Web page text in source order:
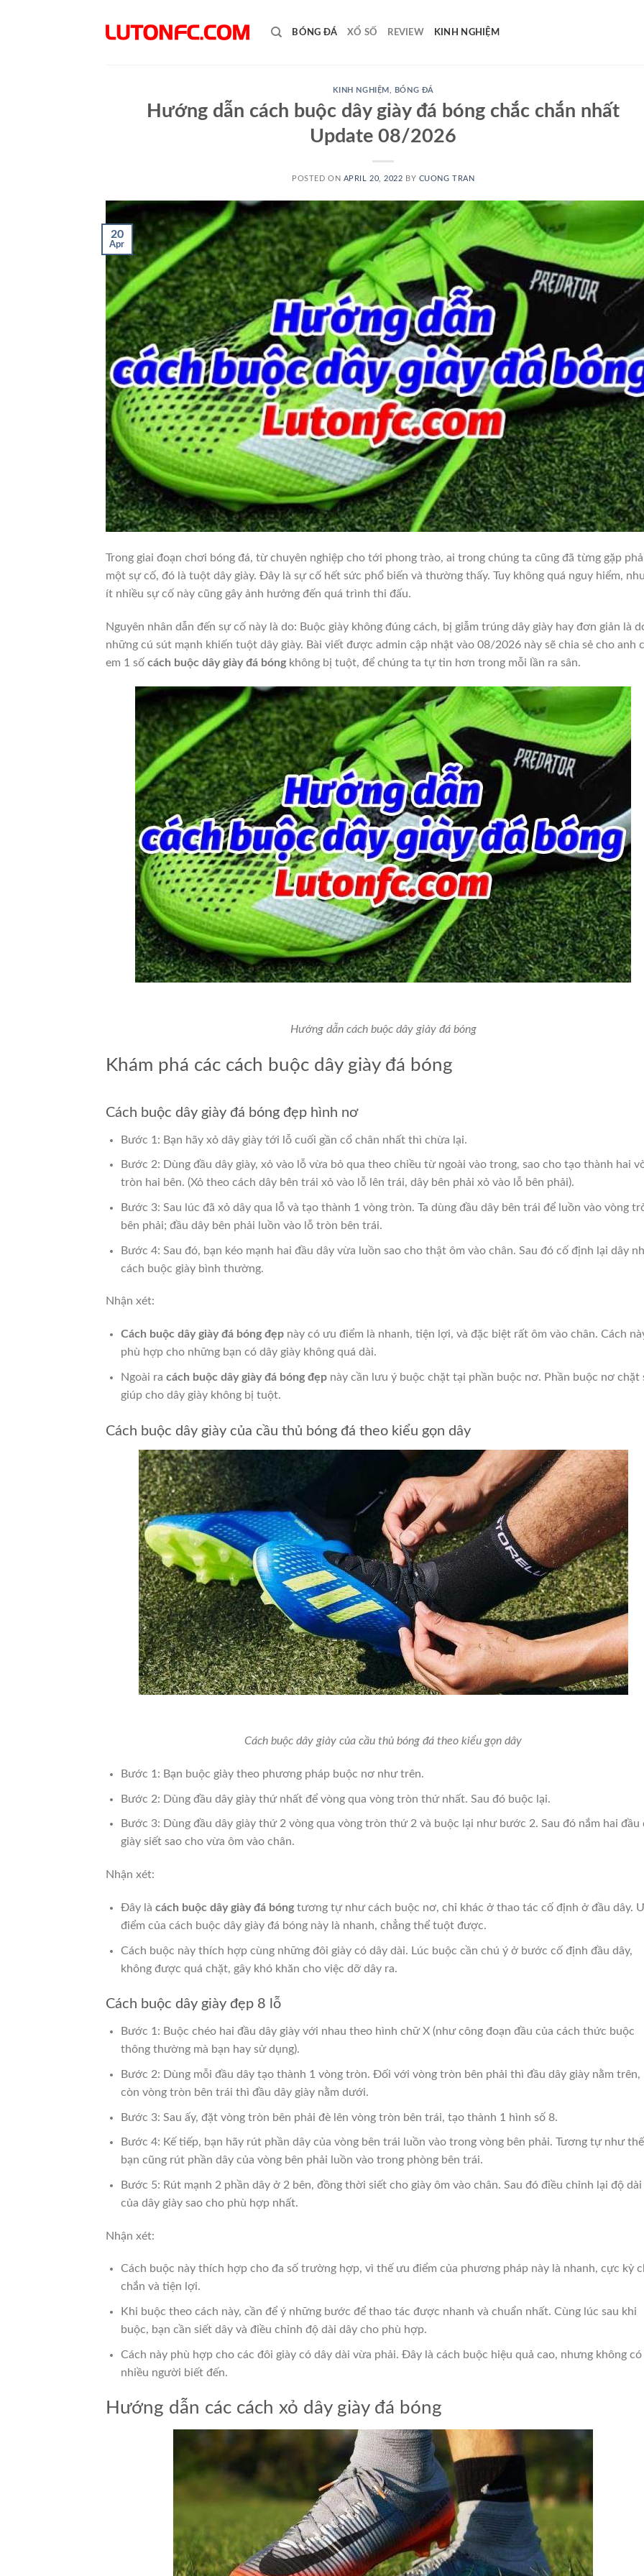
BÓNG ĐÁ XỔ SỐ REVIEW KINH NGHIỆM
KINH NGHIỆM BÓNG ĐÁ
Hướng dẫn cách buộc dây giày đá bóng chắc chắn nhất
Update 08/2026
POSTED ON APRIL 20, 2022 BY CUONG TRAN
20
Apr
Trong giai đoạn chơi bóng đá, từ chuyên nghiệp cho tới phong trào, ai trong chúng ta cũng đã từng gặp
một sự cố, đó là tuột dây giày. Đây là sự cố hết sức phổ biến và thường thấy. Tuy không quá nguy hiểm,
ít nhiều sự cố này cũng gây ảnh hưởng đến quá trình thi đấu.
Nguyên nhân dẫn đến sự cố này là do: Buộc giày không đúng cách, bị giẫm trúng dây giày hay đơn giản là
những cú sút mạnh khiến tuột dây giày. Bài viết được admin cập nhật vào 08/2026 này sẽ chia sẻ cho anh
em 1 số cách buộc dây giày đá bóngkhông bị tuột, để chúng ta tự tin hơn trong mỗi lần ra sân.
Hướng dẫn cách buộc dây giày đá bóng
Khám phá các cách buộc dây giày đá bóng
Cách buộc dây giày đá bóng đẹp hình nơ
Bước 1: Bạn hãy xỏ dây giày tới lỗ cuối gần cổ chân nhất thì chừa lại.
Bước 2: Dùng đầu dây giày, xỏ vào lỗ vừa bỏ qua theo chiều từ ngoài vào trong, sao cho tạo thành hai
tròn hai bên. (Xỏ theo cách dây bên trái xỏ vào lỗ lên trái, dây bên phải xỏ vào lỗ bên phải).
Bước 3: Sau lúc đã xỏ dây qua lỗ và tạo thành 1 vòng tròn. Ta dùng đầu dây bên trái để luồn vào vòng
bên phải; đầu dây bên phải luồn vào lỗ tròn bên trái.
Bước 4: Sau đó, bạn kéo mạnh hai đầu dây vừa luồn sao cho thật ôm vào chân. Sau đó cố định lại dây
cách buộc giày bình thường.
Nhận xét:
Cách buộc dây giày đá bóng đẹpnày có ưu điểm là nhanh, tiện lợi, và đặc biệt rất ôm vào chân. Cách
phù hợp cho những bạn có dây giày không quá dài.
Ngoài ra cách buộc dây giày đá bóng đẹpnày cần lưu ý buộc chặt tại phần buộc nơ. Phần buộc nơ chặt
giúp cho dây giày không bị tuột.
Cách buộc dây giày của cầu thủ bóng đá theo kiểu gọn dây
Cách buộc dây giày của cầu thủ bóng đá theo kiểu gọn dây
Bước 1: Bạn buộc giày theo phương pháp buộc nơ như trên.
Bước 2: Dùng đầu dây giày thứ nhất để vòng qua vòng tròn thứ nhất. Sau đó buộc lại.
Bước 3: Dùng đầu dây giày thứ 2 vòng qua vòng tròn thứ 2 và buộc lại như bước 2. Sau đó nắm hai đầu
giày siết sao cho vừa ôm vào chân.
Nhận xét:
Đây là cách buộc dây giày đá bóngtương tự như cách buộc nơ, chỉ khác ở thao tác cố định ở đầu dây.
điểm của cách buộc dây giày đá bóng này là nhanh, chẳng thể tuột được.
Cách buộc này thích hợp cùng những đôi giày có dây dài. Lúc buộc cần chú ý ở bước cố định đầu dây,
không được quá chặt, gây khó khăn cho việc dỡ dây ra.
Cách buộc dây giày đẹp 8 lỗ
Bước 1: Buộc chéo hai đầu dây giày với nhau theo hình chữ X (như công đoạn đầu của cách thức buộc
thông thường mà bạn hay sử dụng).
Bước 2: Dùng mỗi đầu dây tạo thành 1 vòng tròn. Đối với vòng tròn bên phải thì đầu dây giày nằm trên,
còn vòng tròn bên trái thì đầu dây giày nằm dưới.
Bước 3: Sau ấy, đặt vòng tròn bên phải đè lên vòng tròn bên trái, tạo thành 1 hình số 8.
Bước 4: Kế tiếp, bạn hãy rút phần dây của vòng bên trái luồn vào trong vòng bên phải. Tương tự như
bạn cũng rút phần dây của vòng bên phải luồn vào trong phòng bên trái.
Bước 5: Rút mạnh 2 phần dây ở 2 bên, đồng thời siết cho giày ôm vào chân. Sau đó điều chỉnh lại độ dài
của dây giày sao cho phù hợp nhất.
Nhận xét:
Cách buộc này thích hợp cho đa số trường hợp, vì thế ưu điểm của phương pháp này là nhanh, cực kỳ
chắn và tiện lợi.
Khi buộc theo cách này, cần để ý những bước để thao tác được nhanh và chuẩn nhất. Cùng lúc sau khi
buộc, bạn cần siết dây và điều chỉnh độ dài dây cho phù hợp.
Cách này phù hợp cho các đôi giày có dây dài vừa phải. Đây là cách buộc hiệu quả cao, nhưng không có
nhiều người biết đến.
Hướng dẫn các cách xỏ dây giày đá bóng